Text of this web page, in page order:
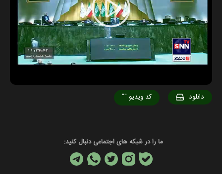
Play
Video
"" کد ویدیو دانلود
ما را در شبکه های اجتماعی دنبال کنید: